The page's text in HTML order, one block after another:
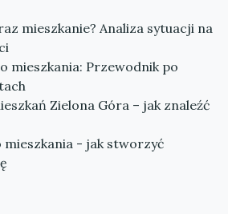
mieszkanie? Analiza sytuacji na
mieszkania: Przewodnik po
Zielona Góra – jak znaleźć
mieszkania - jak stworzyć